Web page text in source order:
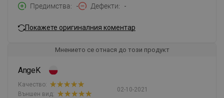
Предимства
- Дефекти -
Покажете оригиналния коментар
Мнението се отнася до този продукт
AngeK
02-10-2021
Качество:
Външен вид: